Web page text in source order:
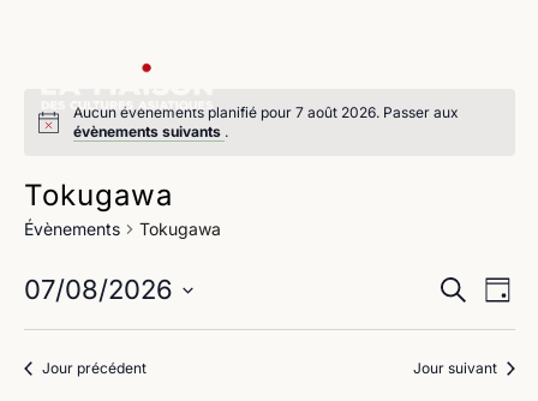
Aucun évènements planifié pour 7 août 2026. Passer aux
évènements suivants .
Tokugawa
Évènements Tokugawa
et
Recherche
de
Jour
07/08/2026
date.Jour précédent Jour suivant